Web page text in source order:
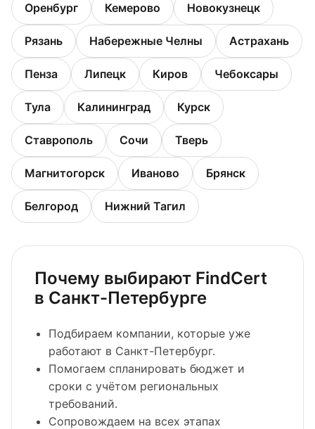
Оренбург Кемерово Новокузнецк
Рязань Набережные Челны Астрахань
Пенза Липецк Киров Чебоксары
Тула Калининград Курск
Ставрополь Сочи Тверь
Магнитогорск Иваново Брянск
Белгород Нижний Тагил
Почему выбирают FindCert
в Санкт-Петербурге
Подбираем компании, которые уже
работают в Санкт-Петербург.
Помогаем спланировать бюджет и
сроки с учётом региональных
требований.
Сопровождаем на всех этапах